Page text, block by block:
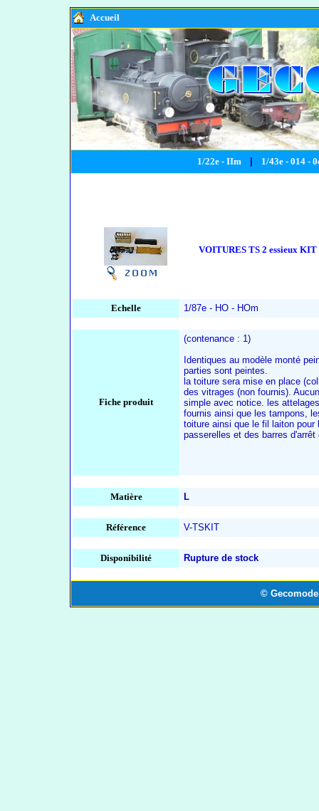
Accueil
1/22e - IIm 1/43e - 014 -
VOITURES TS 2 essieux KIT
Echelle 1/87e - HO - HOm
Fiche produit
(contenance : 1)
Identiques au modèle monté
parties sont peintes.
la toiture sera mise en place
des vitrages (non fournis).
simple avec notice. les
fournis ainsi que les tampons,
toiture ainsi que le fil laiton
passerelles et des barres
Matière L
Référence V-TSKIT
Disponibilité Rupture de stock
©